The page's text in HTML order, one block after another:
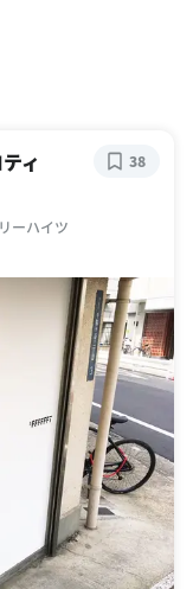
ィ
ーハイツ
38